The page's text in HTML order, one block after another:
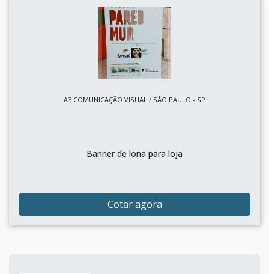
A3 COMUNICAÇÃO VISUAL / SÃO PAULO - SP
Banner de lona para loja
Cotar agora